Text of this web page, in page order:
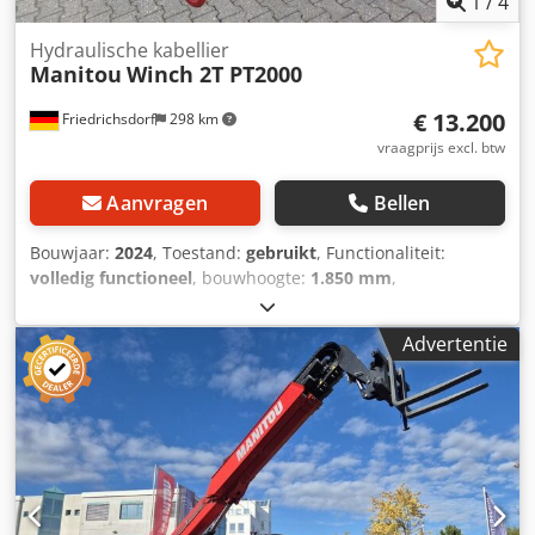
Friedrichsdorf 298 km
Hydraulische kabellier
Manitou Winch 2T PT2000
€ 13.200
vraagprijs excl. btw
Aanvragen Bellen
Bouwjaar: 2024, Toestand: gebruikt, Functionaliteit:
volledig functioneel, bouwhoogte: 1.850 mm,
, Hydraulische kabellier
Technische staat: Nieuw Dcedpfx Akov N Rzxj Eek
Advertentie